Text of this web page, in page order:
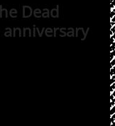
Dead